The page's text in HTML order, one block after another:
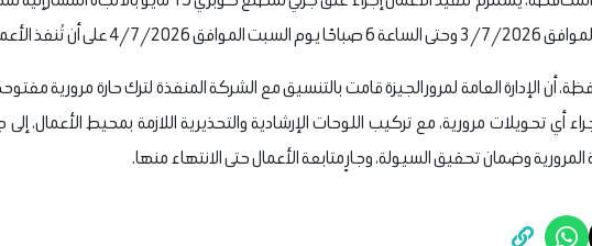
أن تُنفذ الأعمال على مدار 24 ساعة.
أن الإدارة العامة لمرور الجيزة قامت بالتنسيق مع الشركة المنفذة لترك حارة مرورية
أي تحويلات مرورية، مع تركيب اللوحات الإرشادية والتحذيرية اللازمة بمحيط الأعمال، إلى
المرورية وضمان تحقيق السيولة، وجارٍ متابعة الأعمال حتى الانتهاء منها.